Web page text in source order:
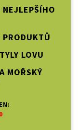
LOVU
MOŘSKÝ